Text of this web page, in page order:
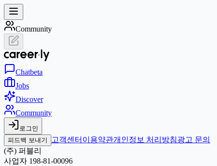
Community
Chatbeta
Jobs
Discover
Community
로그인
피드백 보내기
고객센터 이용약관개인정보 처리방침광고 문의
(주) 퍼블리
사업자 198-81-00096